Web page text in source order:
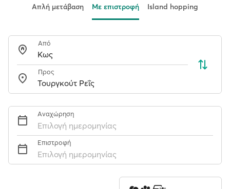
Απλή μετάβαση Με επιστροφή Island hopping
Από
Προς
Αναχώρηση
Επιλογή ημερομηνίας
Επιστροφή
Επιλογή ημερομηνίας